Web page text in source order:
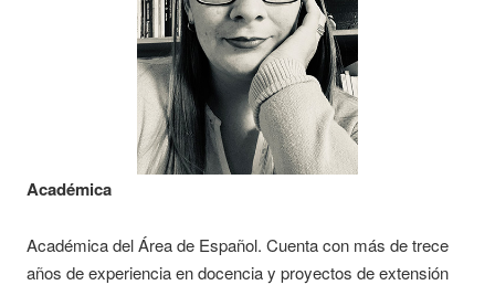
Académica
Académica del Área de Español. Cuenta con más de trece
años de experiencia en docencia y proyectos de extensión